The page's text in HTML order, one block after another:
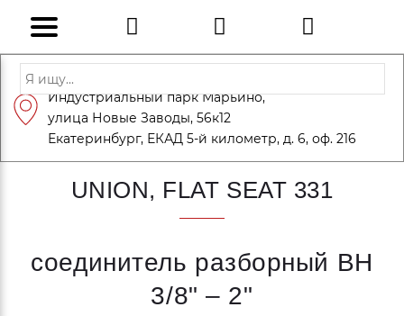
+7 (812) 600-10-15
info@eversteel.ru
Адрес: Санкт-Петербург, Петергоф,
Индустриальный парк Марьино,
улица Новые Заводы, 56к12
Екатеринбург, ЕКАД 5-й километр, д. 6, оф. 216
ЗАКАЗАТЬ ЗВОНОК
UNION, FLAT SEAT 331
соединитель разборный ВН
3/8" – 2"